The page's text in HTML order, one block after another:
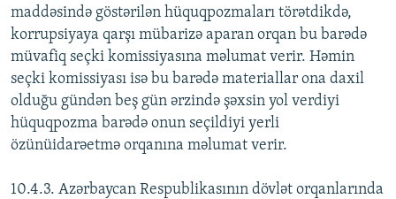
maddəsində göstərilən hüquqpozmaları törətdikdə,
korrupsiyaya qarşı mübarizə aparan orqan bu barədə
müvafiq seçki komissiyasına məlumat verir. Həmin
seçki komissiyası isə bu barədə materiallar ona daxil
olduğu gündən beş gün ərzində şəxsin yol verdiyi
hüquqpozma barədə onun seçildiyi yerli
özünüidarəetmə orqanına məlumat verir.
10.4.3. Azərbaycan Respublikasının dövlət orqanlarında